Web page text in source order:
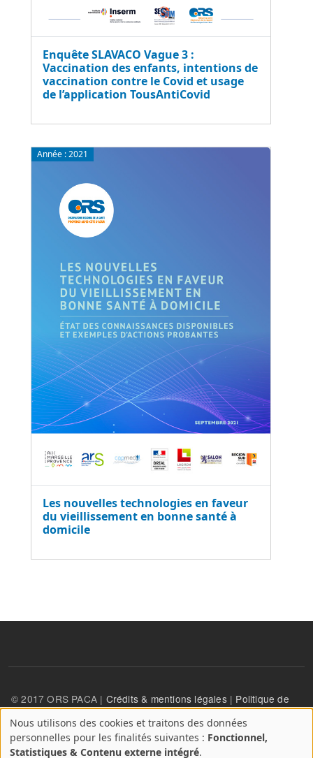
Enquête SLAVACO Vague 3 :
Vaccination des enfants, intentions de
vaccination contre le Covid et usage
de l’application TousAntiCovid
Année :2021
Les nouvelles technologies en faveur
du vieillissement en bonne santé à
domicile
© 2017 ORS PACA | Crédits & mentions légales| Politique de
confidentialité
User account menu
A
propos
Nous utilisons des cookies et traitons des données
personnelles pour les finalités suivantes : Fonctionnel,
Statistiques & Contenu externe intégré.